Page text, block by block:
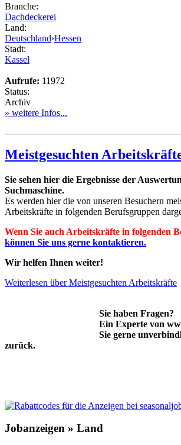
Branche:
Dachdeckerei
Land:
Deutschland›Hessen
Stadt:
Kassel
Aufrufe: 11972
Status:
Archiv
» weitere Infos...
Meistgesuchten
Sie sehen hier die Ergebnisse der
Suchmaschine.
Es werden hier die von unseren Besuchern
Arbeitskräfte in folgenden Berufsgruppen
Wenn Sie auch Arbeitskräfte in folgenden
können Sie uns gerne kontaktieren.
Wir helfen Ihnen weiter!
Weiterlesen über Meistgesuchten Arbeitskräfte
Sie haben Fragen?
Ein Experte von
Sie gerne
zurück.
Jobanzeigen » Land